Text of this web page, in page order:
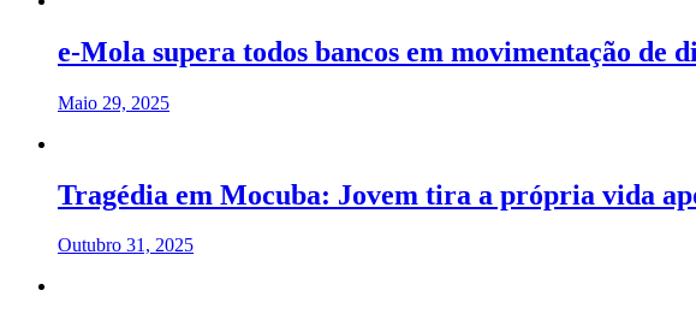
e-Mola supera todos bancos em movimentação de
Maio 29, 2025
Tragédia em Mocuba: Jovem tira a própria vida
Outubro 31, 2025